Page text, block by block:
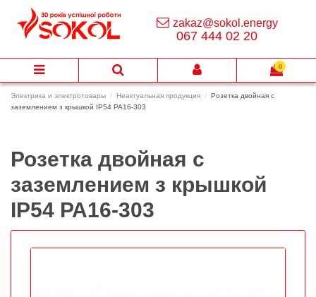
Электрика и электротовары Неактуальная продукция
Розетка двойная с
заземлением з крышкой ІР54 РА16-303
Розетка двойная с
заземлением з крышкой
ІР54 РА16-303
zakaz@sokol.energy
067 444 02 20
0